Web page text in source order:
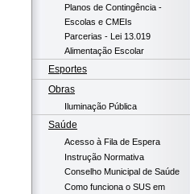
Planos de Contingência -
Escolas e CMEIs
Parcerias - Lei 13.019
Alimentação Escolar
Esportes
Obras
Iluminação Pública
Saúde
Acesso à Fila de Espera
Instrução Normativa
Conselho Municipal de Saúde
Como funciona o SUS em